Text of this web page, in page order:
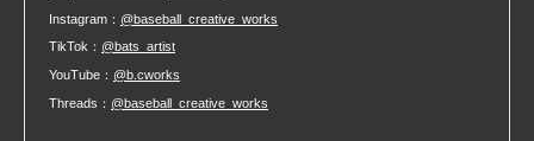
Instagram： @baseball_creative_works
TikTok： @bats_artist
YouTube： @b.cworks
Threads： @baseball_creative_works